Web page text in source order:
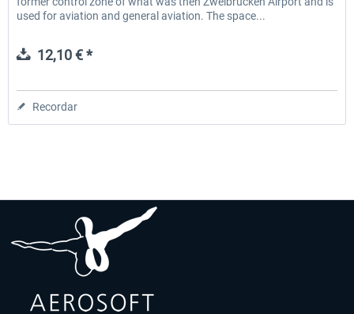
used for aviation and general aviation. The space...
12,10 € *
Recordar